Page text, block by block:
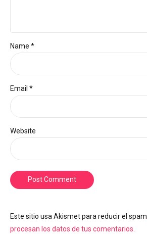
Name *
Email *
Website
Post Comment
Este sitio usa Akismet para reducir el spam.
procesan los datos de tus comentarios.